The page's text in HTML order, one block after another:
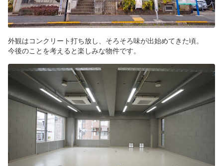
外観はコンクリート打ち放し、そろそろ味が出始めてきた頃。
今後のことを考えると楽しみな物件です。